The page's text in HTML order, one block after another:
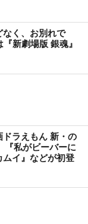
く、お別れで
新劇場版 銀魂』
ラえもん 新・の
私がビーバーに
イ』などが初登